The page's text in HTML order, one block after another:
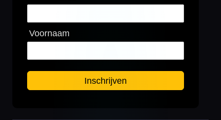
Voornaam
Inschrijven